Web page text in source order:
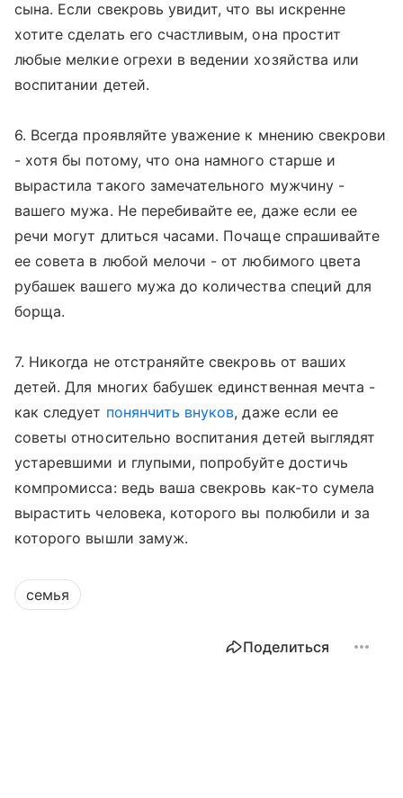
сына. Если свекровь увидит, что вы искренне
хотите сделать его счастливым, она простит
любые мелкие огрехи в ведении хозяйства или
воспитании детей.
6. Всегда проявляйте уважение к мнению свекрови
- хотя бы потому, что она намного старше и
вырастила такого замечательного мужчину -
вашего мужа. Не перебивайте ее, даже если ее
речи могут длиться часами. Почаще спрашивайте
ее совета в любой мелочи - от любимого цвета
рубашек вашего мужа до количества специй для
борща.
7. Никогда не отстраняйте свекровь от ваших
детей. Для многих бабушек единственная мечта -
как следует понянчить внуков, даже если ее
советы относительно воспитания детей выглядят
устаревшими и глупыми, попробуйте достичь
компромисса: ведь ваша свекровь как-то сумела
вырастить человека, которого вы полюбили и за
которого вышли замуж.
семья
Поделиться